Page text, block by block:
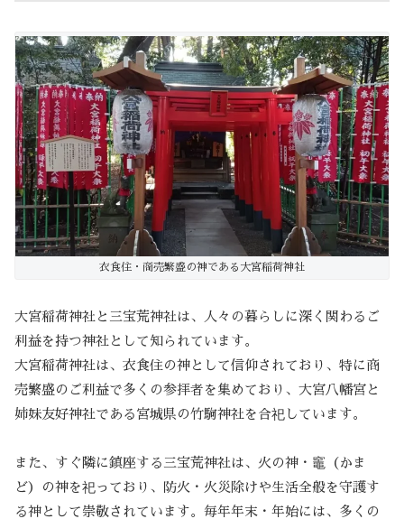
衣食住・商売繁盛の神である大宮稲荷神社
大宮稲荷神社と三宝荒神社は、人々の暮らしに深く関わるご
利益を持つ神社として知られています。
大宮稲荷神社は、衣食住の神として信仰されており、特に商
売繁盛のご利益で多くの参拝者を集めており、大宮八幡宮と
姉妹友好神社である宮城県の竹駒神社を合祀しています。
また、すぐ隣に鎮座する三宝荒神社は、火の神・竈（かま
ど）の神を祀っており、防火・火災除けや生活全般を守護す
る神として崇敬されています。毎年年末・年始には、多くの